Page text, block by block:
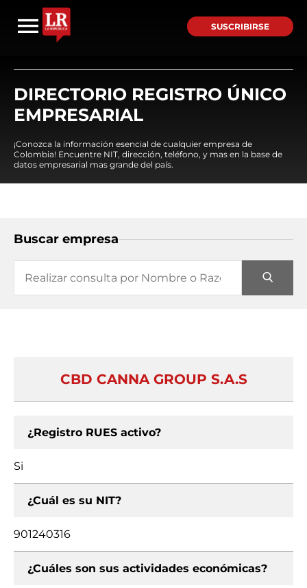
SUSCRIBIRSE
DIRECTORIO REGISTRO ÚNICO
EMPRESARIAL
¡Conozca la información esencial de cualquier empresa de
Colombia! Encuentre NIT, dirección, teléfono, y mas en la base de
datos empresarial mas grande del país.
Buscar empresa
CBD CANNA GROUP S.A.S
¿Registro RUES activo?
Si
¿Cuál es su NIT?
901240316
¿Cuáles son sus actividades económicas?